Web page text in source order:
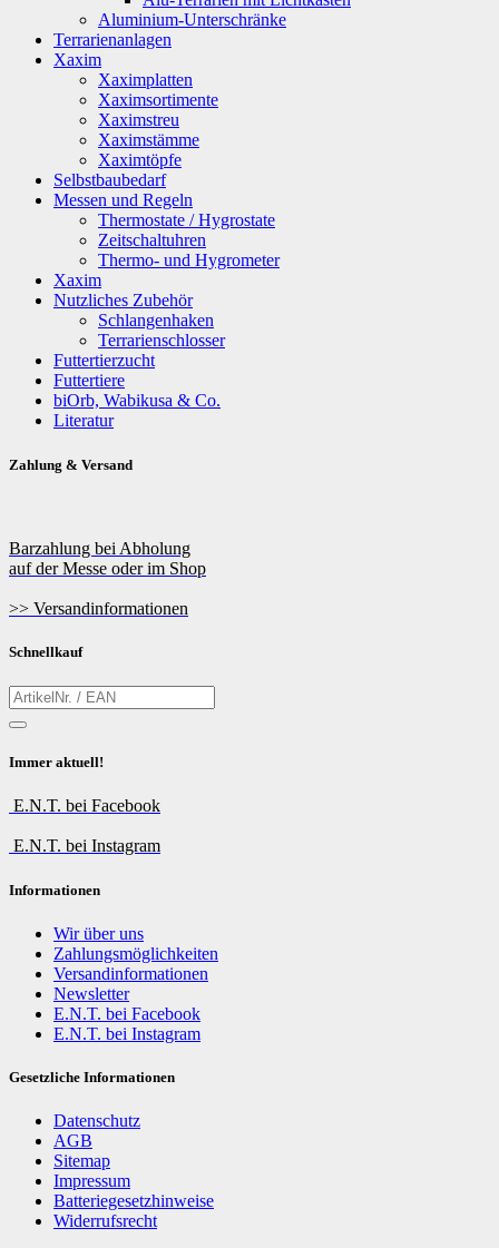
Aluminium-Unterschränke
Terrarienanlagen
Xaxim
Xaximplatten
Xaximsortimente
Xaximstreu
Xaximstämme
Xaximtöpfe
Selbstbaubedarf
Messen und Regeln
Thermostate / Hygrostate
Zeitschaltuhren
Thermo- und Hygrometer
Xaxim
Nutzliches Zubehör
Schlangenhaken
Terrarienschlosser
Futtertierzucht
Futtertiere
biOrb, Wabikusa & Co.
Literatur
Zahlung & Versand
Barzahlung bei Abholung
auf der Messe oder im Shop
>> Versandinformationen
Schnellkauf
Immer aktuell!
E.N.T. bei Facebook
E.N.T. bei Instagram
Informationen
Wir über uns
Zahlungsmöglichkeiten
Versandinformationen
Newsletter
E.N.T. bei Facebook
E.N.T. bei Instagram
Gesetzliche Informationen
Datenschutz
AGB
Sitemap
Impressum
Batteriegesetzhinweise
Widerrufsrecht